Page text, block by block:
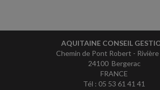
AQUITAINE CONSEIL
Chemin de Pont Robert - Rivière
24100 Bergerac
FRANCE
Tél : 05 53 61 41 41